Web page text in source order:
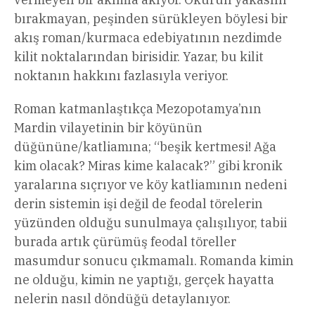
bırakmayan, peşinden sürükleyen böylesi bir
akış roman/kurmaca edebiyatının nezdimde
kilit noktalarından birisidir. Yazar, bu kilit
noktanın hakkını fazlasıyla veriyor.
Roman katmanlaştıkça Mezopotamya’nın
Mardin vilayetinin bir köyünün
düğününe/katliamına; “beşik kertmesi! Ağa
kim olacak? Miras kime kalacak?” gibi kronik
yaralarına sıçrıyor ve köy katliamının nedeni
derin sistemin işi değil de feodal törelerin
yüzünden olduğu sunulmaya çalışılıyor, tabii
burada artık çürümüş feodal töreller
masumdur sonucu çıkmamalı. Romanda kimin
ne olduğu, kimin ne yaptığı, gerçek hayatta
nelerin nasıl döndüğü detaylanıyor.